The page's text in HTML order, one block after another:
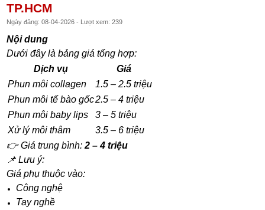
TP.HCM
Ngày đăng: 08-04-2026 - Lượt xem: 239
Nội dung
Dưới đây là bảng giá tổng hợp:
Dịch vụ
Giá
Phun môi collagen
1.5 – 2.5 triệu
Phun môi tế bào gốc2.5 – 4 triệu
Phun môi baby lips
3 – 5 triệu
Xử lý môi thâm
3.5 – 6 triệu
👉 Giá trung bình:2 – 4 triệu
📌 Lưu ý:
Giá phụ thuộc vào:
Công nghệ
Tay nghề